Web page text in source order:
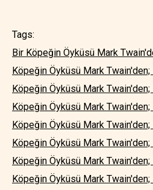
Tags:
Bir Köpeğin Öyküsü Mark
Köpeğin Öyküsü Mark
Köpeğin Öyküsü Mark
Köpeğin Öyküsü Mark
Köpeğin Öyküsü Mark
Köpeğin Öyküsü Mark
Köpeğin Öyküsü Mark
Köpeğin Öyküsü Mark